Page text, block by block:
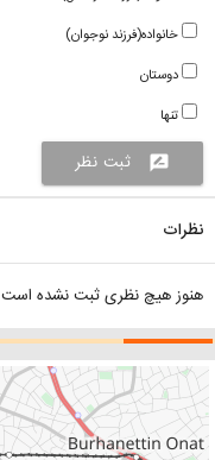
خانواده(فرزند نوجوان)
دوستان
تنها
rate_review ثبت نظر
نظرات
هنوز هیچ نظری ثبت نشده است